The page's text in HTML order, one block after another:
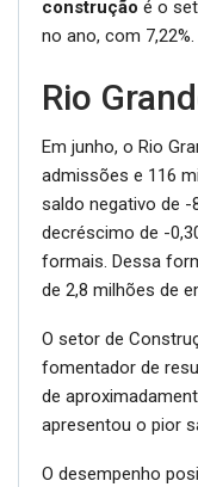
construção é o
no ano, com 7,22%.
Rio
Em junho, o Rio
admissões e 116
saldo negativo de
decréscimo de -
formais. Dessa
de 2,8 milhões de
O setor de
fomentador de
de
apresentou o pior
O desempenho